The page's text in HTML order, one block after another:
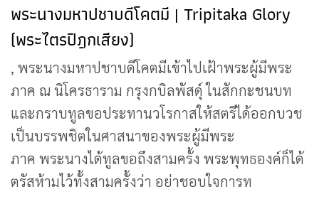
พระนางมหาปชาบดีโคตมี | Tripitaka Glory
(พระไตรปิฎกเสียง)
, พระนางมหาปชาบดีโคตมีเข้าไปเฝ้าพระผู้มีพระ
ภาค ณ นิโครธาราม กรุงกบิลพัสดุ์ ในสักกะชนบท
และกราบทูลขอประทานวโรกาสให้สตรีได้ออกบวช
เป็นบรรพชิตในศาสนาของพระผู้มีพระ
ภาค พระนางได้ทูลขอถึงสามครั้ง พระพุทธองค์ก็ได้
ตรัสห้ามไว้ทั้งสามครั้งว่า อย่าชอบใจการท